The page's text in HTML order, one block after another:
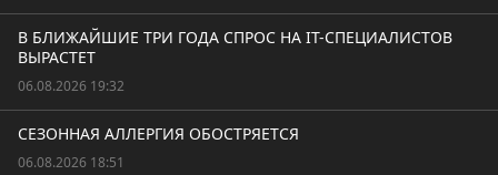
В БЛИЖАЙШИЕ ТРИ ГОДА СПРОС НА IT-СПЕЦИАЛИСТОВ
ВЫРАСТЕТ
06.08.2026 19:32
СЕЗОННАЯ АЛЛЕРГИЯ ОБОСТРЯЕТСЯ
06.08.2026 18:51